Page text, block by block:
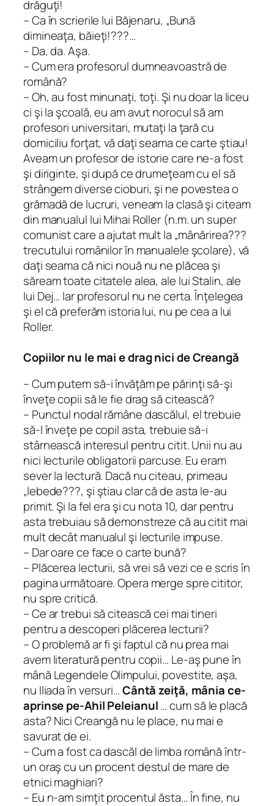
drăguţi!
– Ca în scrierile lui Băjenaru, „Bună
dimineaţa, băieţi!???…
– Da, da. Aşa.
– Cum era profesorul dumneavoastră de
română?
– Oh, au fost minunaţi, toţi. Şi nu doar la liceu
ci şi la şcoală, eu am avut norocul să am
profesori universitari, mutaţi la ţară cu
domiciliu forţat, vă daţi seama ce carte ştiau!
Aveam un profesor de istorie care ne-a fost
şi diriginte, şi după ce drumeţeam cu el să
strângem diverse cioburi, şi ne povestea o
grămadă de lucruri, veneam la clasă şi citeam
din manualul lui Mihai Roller (n.m. un super
comunist care a ajutat mult la „mânărirea???
trecutului românilor în manualele şcolare), vă
daţi seama că nici nouă nu ne plăcea şi
săream toate citatele alea, ale lui Stalin, ale
lui Dej… Iar profesorul nu ne certa. Înţelegea
şi el că preferăm istoria lui, nu pe cea a lui
Roller.
Copiilor nu le mai e drag nici de Creangă
– Cum putem să-i învăţăm pe părinţi să-şi
înveţe copii să le fie drag să citească?
– Punctul nodal rămâne dascălul, el trebuie
să-l înveţe pe copil asta, trebuie să-i
stârnească interesul pentru citit. Unii nu au
nici lecturile obligatorii parcuse. Eu eram
sever la lectură. Dacă nu citeau, primeau
„lebede???, şi ştiau clar că de asta le-au
primit. Şi la fel era şi cu nota 10, dar pentru
asta trebuiau să demonstreze că au citit mai
mult decât manualul şi lecturile impuse.
– Dar oare ce face o carte bună?
– Plăcerea lecturii, să vrei să vezi ce e scris în
pagina următoare. Opera merge spre cititor,
nu spre critică.
– Ce ar trebui să citească cei mai tineri
pentru a descoperi plăcerea lecturii?
– O problemă ar fi şi faptul că nu prea mai
avem literatură pentru copii… Le-aş pune în
mână Legendele Olimpului, povestite, aşa,
nu Iliada în versuri…Cântă zeiţă, mânia ce-
aprinse pe-Ahil Peleianul… cum să le placă
asta? Nici Creangă nu le place, nu mai e
savurat de ei.
– Cum a fost ca dascăl de limba română într-
un oraş cu un procent destul de mare de
etnici maghiari?
– Eu n-am simţit procentul ăsta… În fine, nu